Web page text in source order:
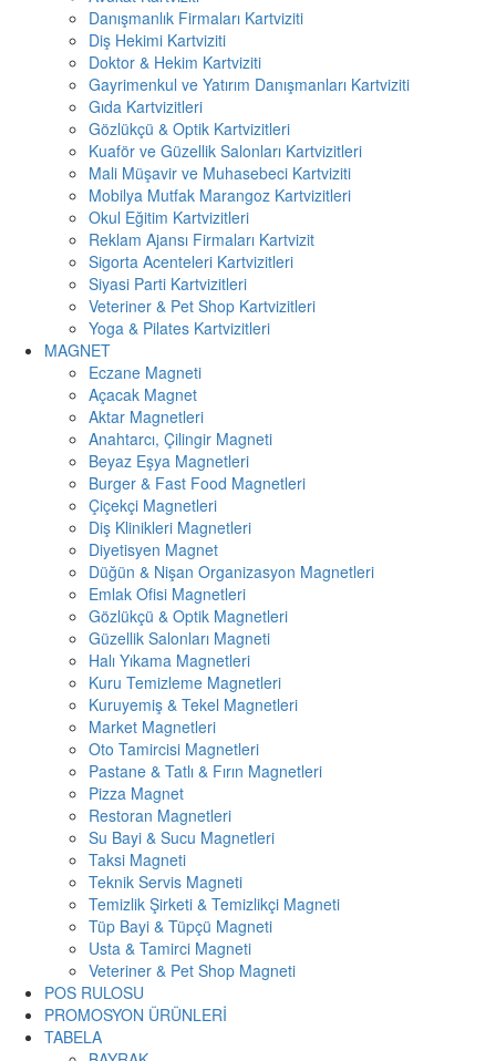
Danışmanlık Firmaları Kartviziti
Diş Hekimi Kartviziti
Doktor & Hekim Kartviziti
Gayrimenkul ve Yatırım Danışmanları Kartviziti
Gıda Kartvizitleri
Gözlükçü & Optik Kartvizitleri
Kuaför ve Güzellik Salonları Kartvizitleri
Mali Müşavir ve Muhasebeci Kartviziti
Mobilya Mutfak Marangoz Kartvizitleri
Okul Eğitim Kartvizitleri
Reklam Ajansı Firmaları Kartvizit
Sigorta Acenteleri Kartvizitleri
Siyasi Parti Kartvizitleri
Veteriner & Pet Shop Kartvizitleri
Yoga & Pilates Kartvizitleri
MAGNET
Eczane Magneti
Açacak Magnet
Aktar Magnetleri
Anahtarcı, Çilingir Magneti
Beyaz Eşya Magnetleri
Burger & Fast Food Magnetleri
Çiçekçi Magnetleri
Diş Klinikleri Magnetleri
Diyetisyen Magnet
Düğün & Nişan Organizasyon Magnetleri
Emlak Ofisi Magnetleri
Gözlükçü & Optik Magnetleri
Güzellik Salonları Magneti
Halı Yıkama Magnetleri
Kuru Temizleme Magnetleri
Kuruyemiş & Tekel Magnetleri
Market Magnetleri
Oto Tamircisi Magnetleri
Pastane & Tatlı & Fırın Magnetleri
Pizza Magnet
Restoran Magnetleri
Su Bayi & Sucu Magnetleri
Taksi Magneti
Teknik Servis Magneti
Temizlik Şirketi & Temizlikçi Magneti
Tüp Bayi & Tüpçü Magneti
Usta & Tamirci Magneti
Veteriner & Pet Shop Magneti
POS RULOSU
PROMOSYON ÜRÜNLERİ
TABELA